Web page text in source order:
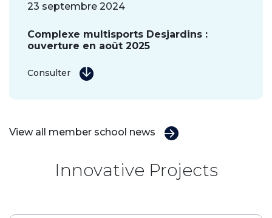
View all member school news
23 septembre 2024
Complexe multisports Desjardins :
ouverture en août 2025
Consulter
Innovative Projects